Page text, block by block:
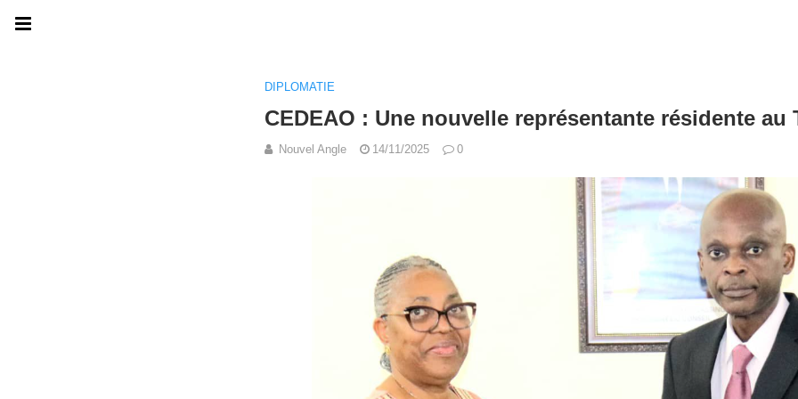
DIPLOMATIE
CEDEAO : Une nouvelle représentante résidente au
Nouvel Angle 14/11/2025 0